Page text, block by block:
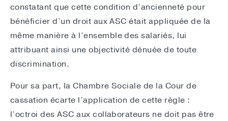
constatant que cette condition d’ancienneté pour
bénéficier d’un droit aux ASC était appliquée de la
même manière à l’ensemble des salariés, lui
attribuant ainsi une objectivité dénuée de toute
discrimination.
Pour sa part, la Chambre Sociale de la Cour de
cassation écarte l’application de cette règle :
l’octroi des ASC aux collaborateurs ne doit pas être